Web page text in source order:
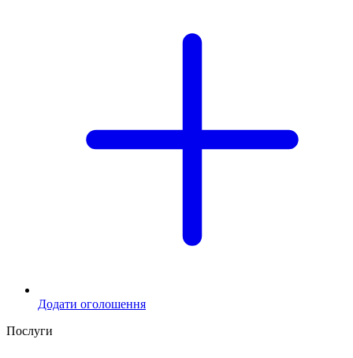
Додати оголошення
Послуги